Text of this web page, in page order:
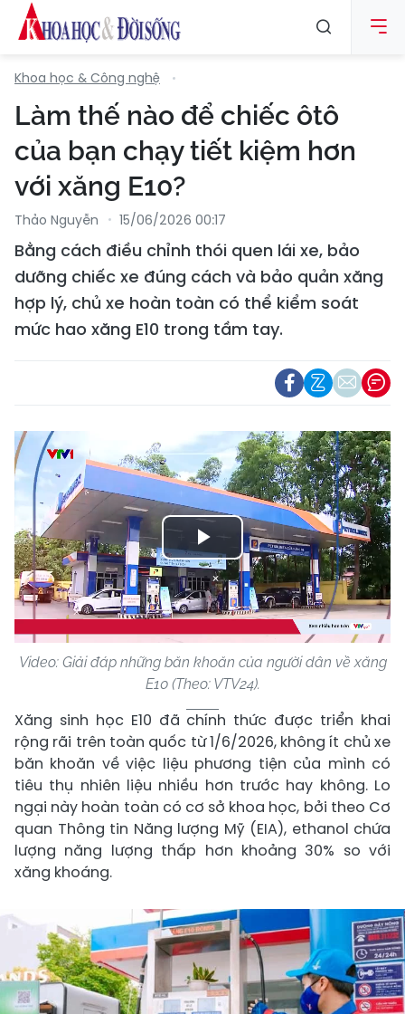
Khoa học & Công nghệ
Làm thế nào để chiếc ôtô
của bạn chạy tiết kiệm hơn
với xăng E10?
Thảo Nguyễn 15/06/2026 00:17
Bằng cách điều chỉnh thói quen lái xe, bảo
dưỡng chiếc xe đúng cách và bảo quản xăng
hợp lý, chủ xe hoàn toàn có thể kiểm soát
mức hao xăng E10 trong tầm tay.
Play
Video
Video: Giải đáp những băn khoăn của người dân về xăng
E10 (Theo: VTV24).
Xăng sinh học E10 đã chính thức được triển khai
rộng rãi trên toàn quốc từ 1/6/2026, không ít chủ xe
băn khoăn về việc liệu phương tiện của mình có
tiêu thụ nhiên liệu nhiều hơn trước hay không. Lo
ngại này hoàn toàn có cơ sở khoa học, bởi theo Cơ
quan Thông tin Năng lượng Mỹ (EIA), ethanol chứa
lượng năng lượng thấp hơn khoảng 30% so với
xăng khoáng.